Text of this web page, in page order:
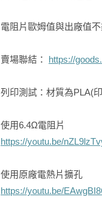
電阻片歐姆值與出廠值
賣場聯結： https://
列印測試：材質為PLA(
使用6.4Ω電阻片
https://youtu.be/
使用原廠電熱片擴孔
https://youtu.be/